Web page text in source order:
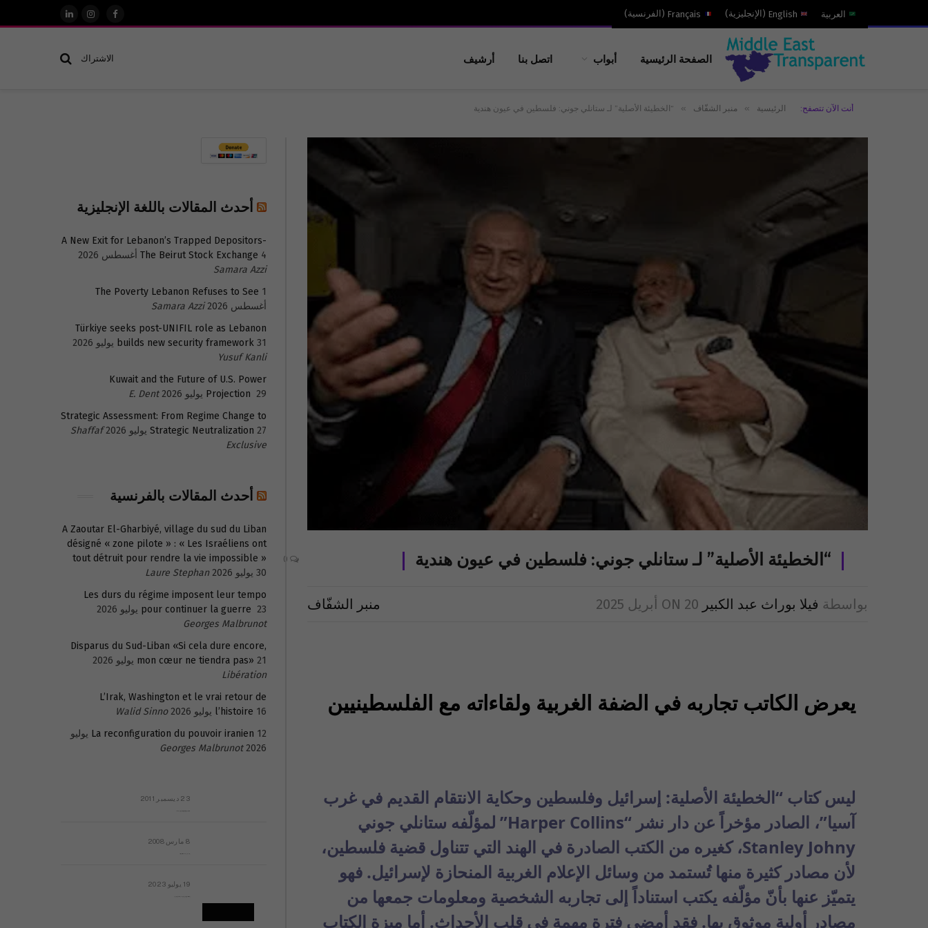
العربية English
( الإنجليزية)
Français
( الفرنسية)
فيسبوكالانستغرام
لينكدإن
الصفحة الرئيسية أبواب اتصل بنا أرشيف الاشتراك
أنت الآن تتصفح: الرئيسية » منبر الشفّاف » “الخطيئة الأصلية” لـ ستانلي جوني: فلسطين في عيون هندية
“الخطيئة الأصلية” لـ ستانلي جوني: فلسطين في عيون هندية
بواسطة فيلا بوراث عبد الكبير ON 20 أبريل 2025 منبر الشفّاف
يعرض الكاتب تجاربه في الضفة الغربية ولقاءاته مع الفلسطينيين
ليس كتاب “الخطيئة الأصلية: إسرائيل وفلسطين وحكاية الانتقام القديم في غرب
آسيا”، الصادر مؤخراً عن دار نشر “Harper Collins” لمؤلّفه ستانلي جوني
Stanley Johny، كغيره من الكتب الصادرة في
الهند التي تتناول قضية فلسطين،
لأن مصادر كثيرة منها تُستمد من وسائل الإعلام الغربية المنحازة لإسرائيل. فهو
يتميّز عنها بأنّ مؤلّفه يكتب استناداً إلى تجاربه الشخصية ومعلومات جمعها من
مصادر أولية موثوق بها. فقد أمضى فترة مهمة في قلب الأحداث. أما ميزة الكتاب
أحدث المقالات باللغة الإنجليزية
A New Exit for Lebanon’s Trapped Depositors-
The Beirut Stock Exchange 4 أغسطس 2026
Samara Azzi
The Poverty Lebanon Refuses to See 1
أغسطس 2026
Samara Azzi
Türkiye seeks post-UNIFIL role as Lebanon
builds new security framework 31 يوليو 2026
Yusuf Kanli
Kuwait and the Future of U.S. Power
Projection 29 يوليو 2026
E. Dent
Strategic Assessment: From Regime Change to
Strategic Neutralization 27 يوليو 2026
Shaffaf
Exclusive
أحدث المقالات بالفرنسية
A Zaoutar El-Gharbiyé, village du sud du Liban
désigné « zone pilote » : « Les Israéliens ont
tout détruit pour rendre la vie impossible »
30 يوليو 2026
Laure Stephan
Les durs du régime imposent leur tempo
pour continuer la guerre 23 يوليو 2026
Georges Malbrunot
Disparus du Sud-Liban «Si cela dure encore,
mon cœur ne tiendra pas» 21 يوليو 2026
Libération
L’Irak, Washington et le vrai retour de
l’histoire 16 يوليو 2026
Walid Sinno
La reconfiguration du pouvoir iranien 12 يوليو
2026
Georges Malbrunot
23 ديسمبر 2011
8 مارس 2008
19 يوليو 2023